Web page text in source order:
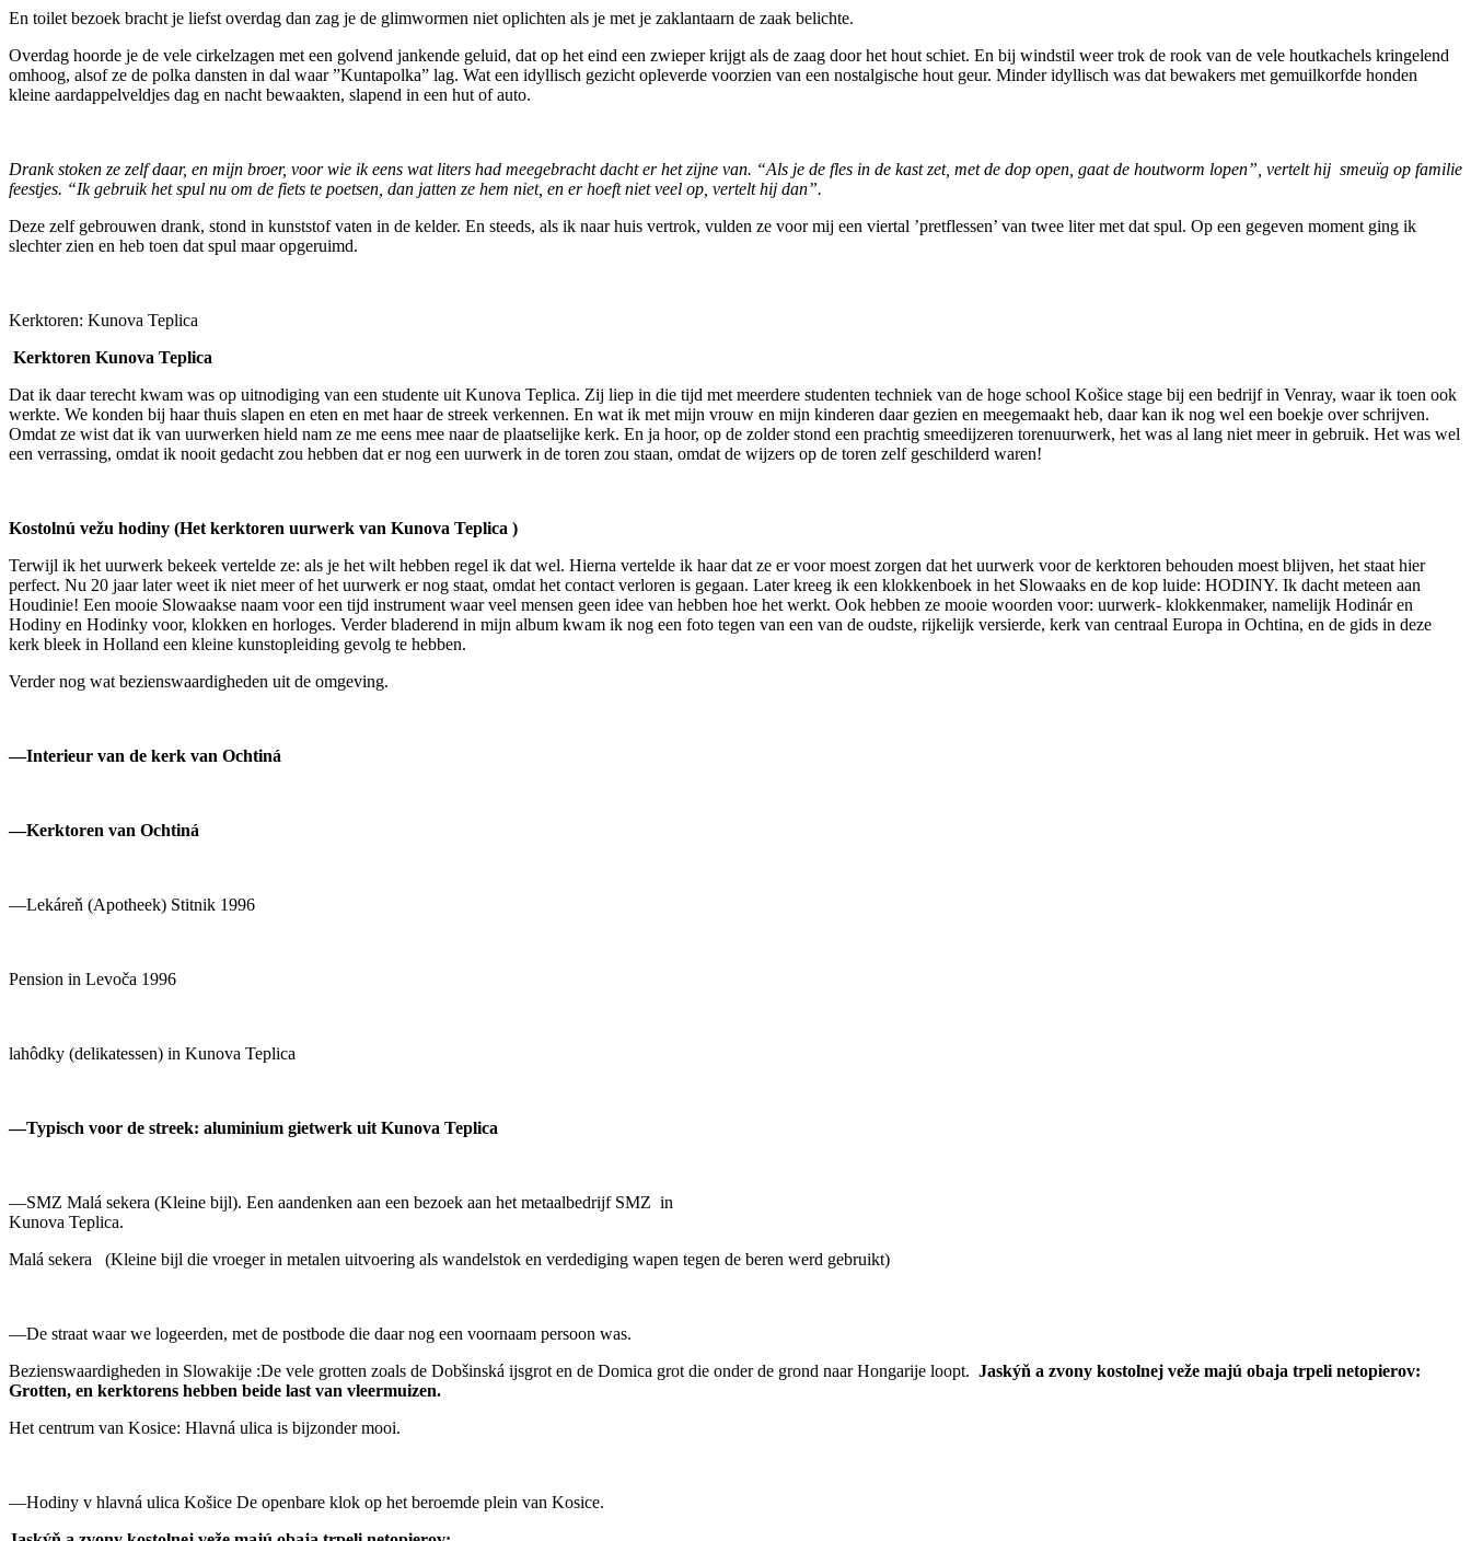
En toilet bezoek bracht je liefst overdag dan zag je de glimwormen niet oplichten als je met je zaklantaarn de zaak belichte.
Overdag hoorde je de vele cirkelzagen met een golvend jankende geluid, dat op het eind een zwieper krijgt als de zaag door het hout schiet. En bij windstil weer trok de rook van de vele houtkachels kringelend
omhoog, alsof ze de polka dansten in dal waar ”Kuntapolka” lag. Wat een idyllisch gezicht opleverde voorzien van een nostalgische hout geur. Minder idyllisch was dat bewakers met gemuilkorfde honden
kleine aardappelveldjes dag en nacht bewaakten, slapend in een hut of auto.
Drank stoken ze zelf daar, en mijn broer, voor wie ik eens wat liters had meegebracht dacht er het zijne van. “Als je de fles in de kast zet, met de dop open, gaat de houtworm lopen”, vertelt hij smeuïg op familie
feestjes. “Ik gebruik het spul nu om de fiets te poetsen, dan jatten ze hem niet, en er hoeft niet veel op, vertelt hij dan”.
Deze zelf gebrouwen drank, stond in kunststof vaten in de kelder. En steeds, als ik naar huis vertrok, vulden ze voor mij een viertal ’pretflessen’ van twee liter met dat spul. Op een gegeven moment ging ik
slechter zien en heb toen dat spul maar opgeruimd.
Kerktoren: Kunova Teplica
Kerktoren Kunova Teplica
Dat ik daar terecht kwam was op uitnodiging van een studente uit Kunova Teplica. Zij liep in die tijd met meerdere studenten techniek van de hoge school Košice stage bij een bedrijf in Venray, waar ik toen ook
werkte. We konden bij haar thuis slapen en eten en met haar de streek verkennen. En wat ik met mijn vrouw en mijn kinderen daar gezien en meegemaakt heb, daar kan ik nog wel een boekje over schrijven.
Omdat ze wist dat ik van uurwerken hield nam ze me eens mee naar de plaatselijke kerk. En ja hoor, op de zolder stond een prachtig smeedijzeren torenuurwerk, het was al lang niet meer in gebruik. Het was wel
een verrassing, omdat ik nooit gedacht zou hebben dat er nog een uurwerk in de toren zou staan, omdat de wijzers op de toren zelf geschilderd waren!
Kostolnú vežu hodiny (Het kerktoren uurwerk van Kunova Teplica )
Terwijl ik het uurwerk bekeek vertelde ze: als je het wilt hebben regel ik dat wel. Hierna vertelde ik haar dat ze er voor moest zorgen dat het uurwerk voor de kerktoren behouden moest blijven, het staat hier
perfect. Nu 20 jaar later weet ik niet meer of het uurwerk er nog staat, omdat het contact verloren is gegaan. Later kreeg ik een klokkenboek in het Slowaaks en de kop luide: HODINY. Ik dacht meteen aan
Houdinie! Een mooie Slowaakse naam voor een tijd instrument waar veel mensen geen idee van hebben hoe het werkt. Ook hebben ze mooie woorden voor: uurwerk- klokkenmaker, namelijk Hodinár en
Hodiny en Hodinky voor, klokken en horloges. Verder bladerend in mijn album kwam ik nog een foto tegen van een van de oudste, rijkelijk versierde, kerk van centraal Europa in Ochtina, en de gids in deze
kerk bleek in Holland een kleine kunstopleiding gevolg te hebben.
Verder nog wat bezienswaardigheden uit de omgeving.
—Interieur van de kerk van Ochtiná
—Kerktoren van Ochtiná
—Lekáreň (Apotheek) Stitnik 1996
Pension in Levoča 1996
lahôdky (delikatessen) in Kunova Teplica
—Typisch voor de streek: aluminium gietwerk uit Kunova Teplica
—SMZ Malá sekera (Kleine bijl). Een aandenken aan een bezoek aan het metaalbedrijf SMZ in
Kunova Teplica.
Malá sekera (Kleine bijl die vroeger in metalen uitvoering als wandelstok en verdediging wapen tegen de beren werd gebruikt)
—De straat waar we logeerden, met de postbode die daar nog een voornaam persoon was.
Bezienswaardigheden in Slowakije :De vele grotten zoals de Dobšinská ijsgrot en de Domica grot die onder de grond naar Hongarije loopt. Jaskýň a zvony kostolnej veže majú obaja trpeli netopierov:
Grotten, en kerktorens hebben beide last van vleermuizen.
Het centrum van Kosice: Hlavná ulica is bijzonder mooi.
—Hodiny v hlavná ulica Košice De openbare klok op het beroemde plein van Kosice.